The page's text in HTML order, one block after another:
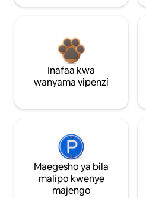
Inafaa kwa
wanyama vipenzi
Maegesho ya bila
malipo kwenye
majengo